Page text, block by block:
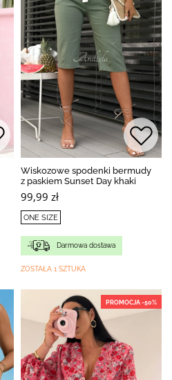
Wiskozowe spodenki bermudy
z paskiem Sunset Day khaki
99,99 zł
ONE SIZE
Darmowa dostawa
ZOSTAŁA 1 SZTUKA
PROMOCJA -50%